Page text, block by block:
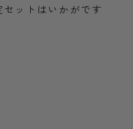
ットはいかがです